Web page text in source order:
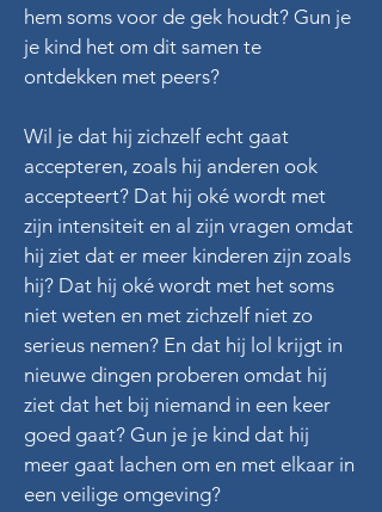
hem soms voor de gek houdt? Gun je
je kind het om dit samen te
ontdekken met peers?
Wil je dat hij zichzelf echt gaat
accepteren, zoals hij anderen ook
accepteert? Dat hij oké wordt met
zijn intensiteit en al zijn vragen omdat
hij ziet dat er meer kinderen zijn zoals
hij? Dat hij oké wordt met het soms
niet weten en met zichzelf niet zo
serieus nemen? En dat hij lol krijgt in
nieuwe dingen proberen omdat hij
ziet dat het bij niemand in een keer
goed gaat? Gun je je kind dat hij
meer gaat lachen om en met elkaar in
een veilige omgeving?